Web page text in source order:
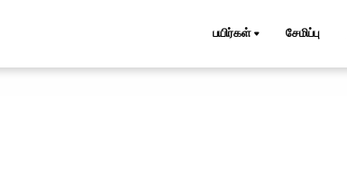
பயிர்கள் சேமிப்பு